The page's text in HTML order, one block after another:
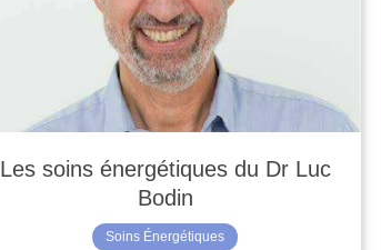
Les soins énergétiques du Dr Luc
Bodin
Soins Énergétiques